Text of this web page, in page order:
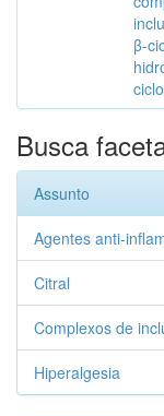
β-
Busca
Assunto
Agentes anti-
Citral
Complexos de
Hiperalgesia